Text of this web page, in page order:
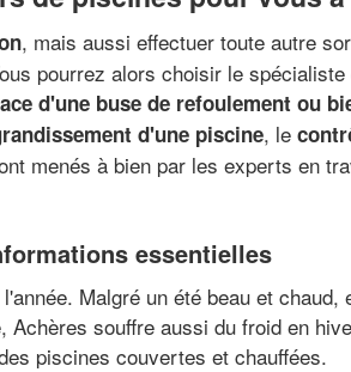
, mais aussi effectuer toute autre
pourrez alors choisir le
d'une buse de refoulement ou
d'une piscine, le
menés à bien par les experts en
essentielles
Malgré un été beau et chaud,
souffre aussi du froid en
piscines couvertes et chauffées.